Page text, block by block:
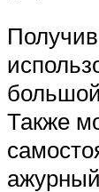
Также